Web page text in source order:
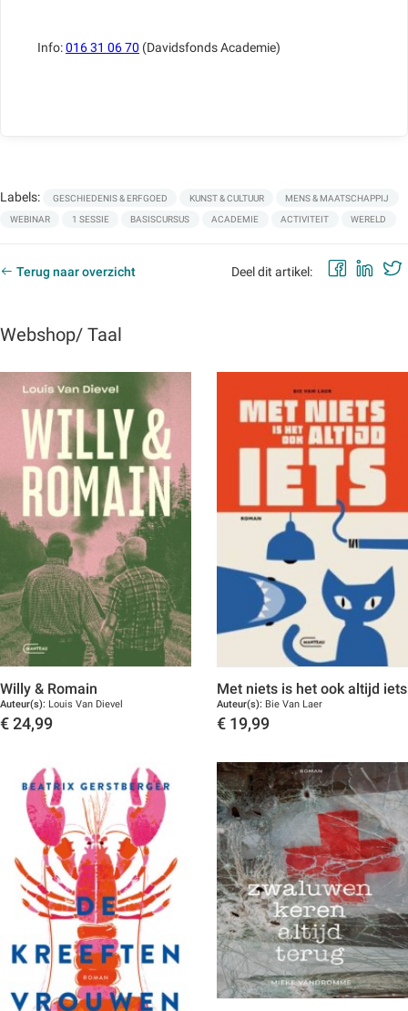
Info:016 31 06 70 (Davidsfonds Academie)
Labels: GESCHIEDENIS & ERFGOED KUNST & CULTUUR MENS & MAATSCHAPPIJ
WEBINAR 1 SESSIE BASISCURSUS ACADEMIE ACTIVITEIT WERELD
Terug naar overzicht Deel dit artikel:
Webshop/ Taal
Willy & Romain
Auteur(s): Louis Van Dievel
€ 24,99
Met niets is het ook altijd iets
Auteur(s): Bie Van Laer
€ 19,99